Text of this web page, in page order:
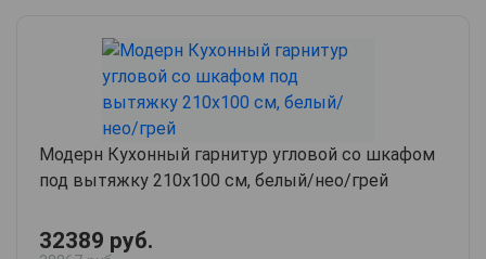
Модерн Кухонный гарнитур угловой со шкафом
под вытяжку 210х100 см, белый/нео/грей
32389 руб.